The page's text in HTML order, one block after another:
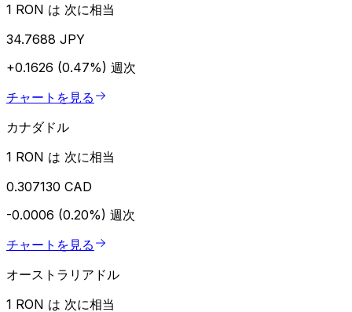
1 RON は 次に相当
34.7688 JPY
+0.1626 (0.47%) 週次
チャートを見る
カナダドル
1 RON は 次に相当
0.307130 CAD
-0.0006 (0.20%) 週次
チャートを見る
オーストラリアドル
1 RON は 次に相当